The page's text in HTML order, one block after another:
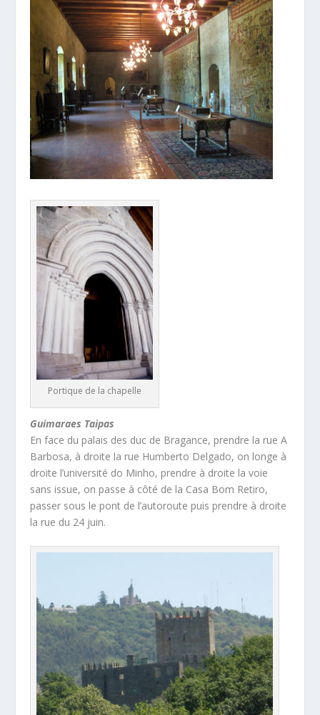
Portique de la chapelle
Guimaraes Taipas
En face du palais des duc de Bragance, prendre la rue A
Barbosa, à droite la rue Humberto Delgado, on longe à
droite l’université do Minho, prendre à droite la voie
sans issue, on passe à côté de la Casa Bom Retiro,
passer sous le pont de l’autoroute puis prendre à droite
la rue du 24 juin.